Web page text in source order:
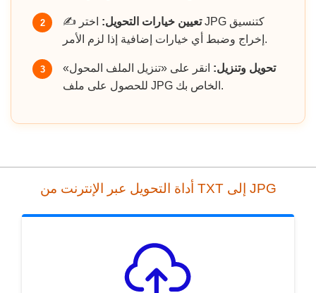
2 ✍️ تعيين خيارات التحويل: اختر JPG كتنسيق
إخراج وضبط أي خيارات إضافية إذا لزم الأمر.
3 تحويل وتنزيل: انقر على «تنزيل الملف المحول»
للحصول على ملف JPG الخاص بك.
أداة التحويل عبر الإنترنت من TXT إلى JPG